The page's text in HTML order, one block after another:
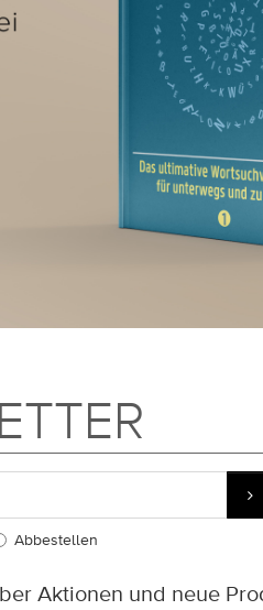
Abbestellen
Aktionen und neue